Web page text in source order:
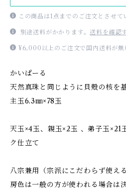
この商品は1点までのご注文とさせて
別途送料がかかります。送料を確認
¥6,000以上のご注文で国内送料が無
かいぱーる
天然真珠と同じように貝殻の核を
主玉6.3㎜×78玉
天玉×4玉、親玉×2玉 、弟子玉×21
ク仕立て
八宗兼用（宗派にこだわらず使え
房色は一般の方が使われる場合は